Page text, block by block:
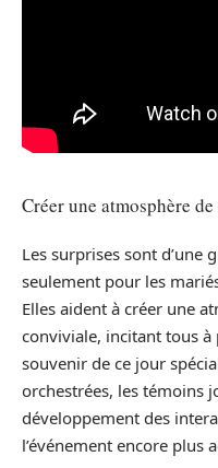
Créer une atmosphère
Les surprises sont d’une
seulement pour les
Elles aident à créer une
conviviale, incitant tous à
souvenir de ce jour
orchestrées, les témoins
développement des
l’événement encore plus